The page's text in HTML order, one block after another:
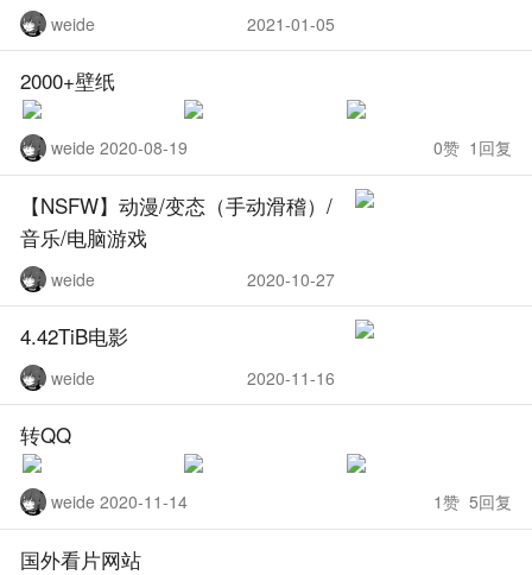
weide 2021-01-05
2000+壁纸
weide 2020-08-19 0赞 1回复
【NSFW】动漫/变态（手动滑稽）/
音乐/电脑游戏
weide 2020-10-27
4.42TiB电影
weide 2020-11-16
转QQ
weide 2020-11-14 1赞 5回复
国外看片网站